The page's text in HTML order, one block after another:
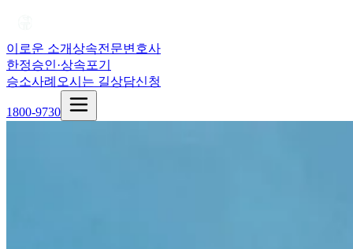
이로운 소개상속전문변호사
한정승인·상속포기
승소사례 오시는 길상담신청
1800-9730